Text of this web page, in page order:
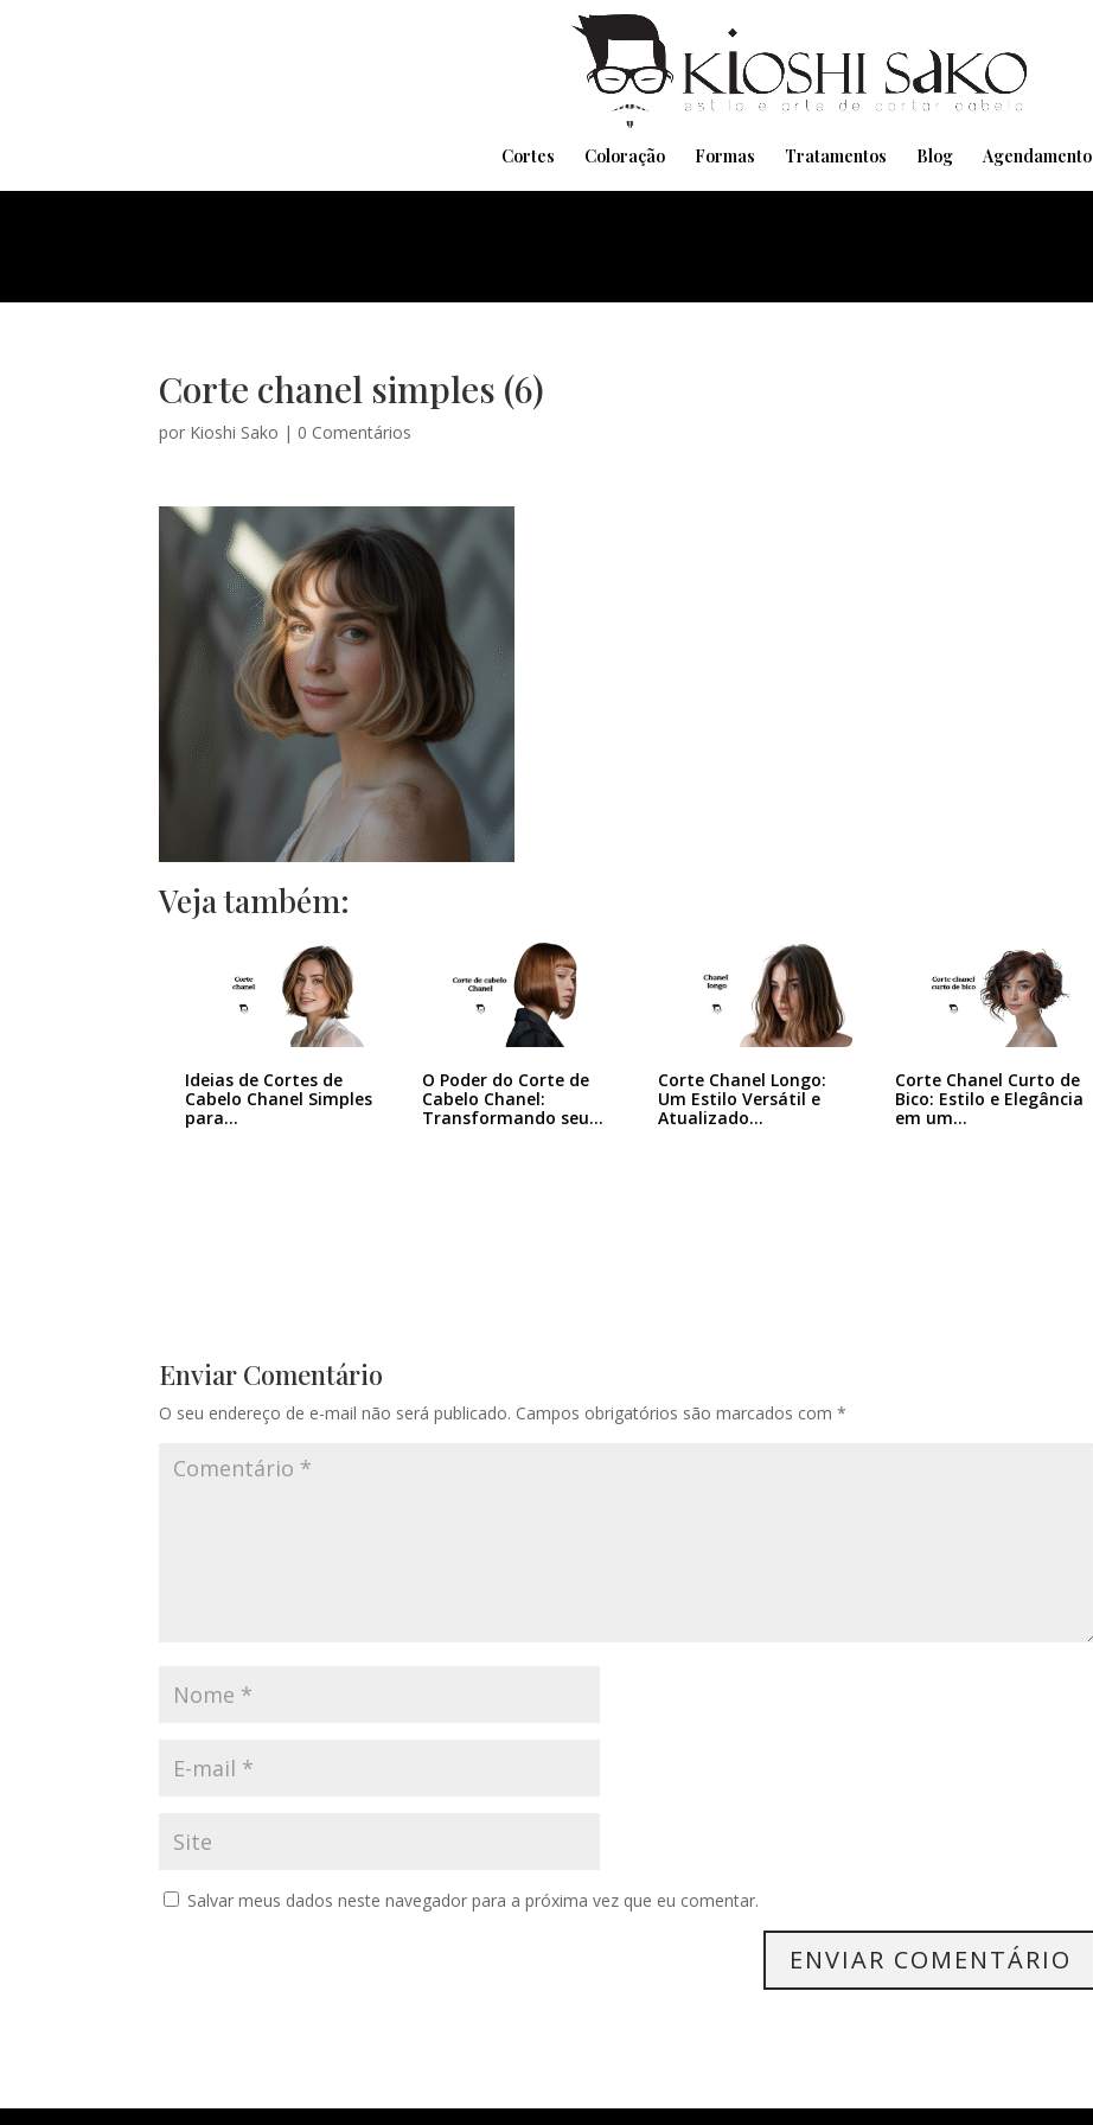
Cortes Coloração Formas Tratamentos Blog Agendamento
Corte chanel simples (6)
por Kioshi Sako | 0 Comentários
Veja também:
Ideias de Cortes de
Cabelo Chanel Simples
para…
O Poder do Corte de
Cabelo Chanel:
Transformando seu…
Corte Chanel Longo:
Um Estilo Versátil e
Atualizado…
Corte Chanel Curto de
Bico: Estilo e Elegância
em um…
Enviar Comentário
O seu endereço de e-mail não será publicado. Campos obrigatórios são marcados com*
Salvar meus dados neste navegador para a próxima vez que eu comentar.
Pensando em transformar seu Visual??
Agende pelo Whatsapp